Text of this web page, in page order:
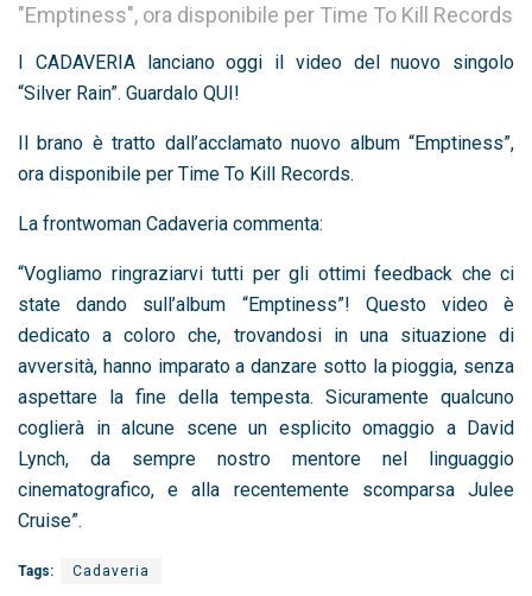
"Emptiness", ora disponibile per Time To Kill Records
I CADAVERIA lanciano oggi il video del nuovo singolo
“Silver Rain”. Guardalo QUI!
Il brano è tratto dall’acclamato nuovo album “Emptiness”,
ora disponibile per Time To Kill Records.
La frontwoman Cadaveria commenta:
“Vogliamo ringraziarvi tutti per gli ottimi feedback che ci
state dando sull’album “Emptiness”! Questo video è
dedicato a coloro che, trovandosi in una situazione di
avversità, hanno imparato a danzare sotto la pioggia, senza
aspettare la fine della tempesta. Sicuramente qualcuno
coglierà in alcune scene un esplicito omaggio a David
Lynch, da sempre nostro mentore nel linguaggio
cinematografico, e alla recentemente scomparsa Julee
Cruise”.
Tags: Cadaveria